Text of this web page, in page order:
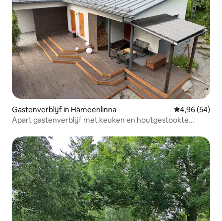
Gastenverblijf in Hämeenlinna Gemiddelde
4,96 (54)
Apart gastenverblijf met keuken en houtgestookte